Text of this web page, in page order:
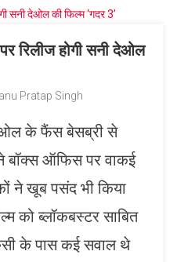
रिलीज होगी सनी देओल
Pratap Singh
के फैंस बेसब्री से
बॉक्स ऑफिस पर वाकई
ने खूब पसंद भी किया
को ब्लॉकबस्टर साबित
के पास कई सवाल थे